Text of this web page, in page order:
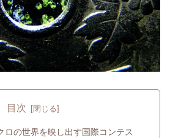
目次
ロの世界を映し出す国際コンテス